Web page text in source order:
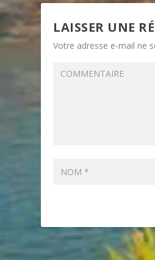
LAISSER UNE
Votre adresse e-mail ne